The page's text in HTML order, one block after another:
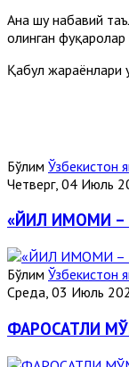
Ана шу набавий
олинган
Қабул жараёнлари
Бўлим Ўзбекистон
Четверг, 04 Июль
«ЙИЛ ИМОМИ –
Бўлим Ўзбекистон
Среда, 03 Июль
ФАРОСАТЛИ